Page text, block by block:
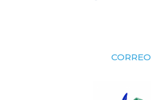
CORREO